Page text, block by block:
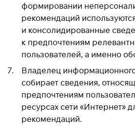
формировании
рекомендаций
и консолидированные
к предпочтениям
пользователей, а именно
Владелец
собирает сведения,
предпочтениям
ресурсах сети «Интернет»
рекомендаций.